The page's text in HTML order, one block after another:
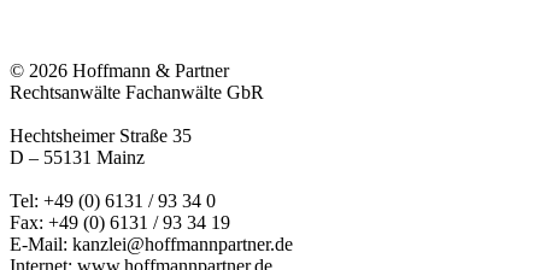
© 2026 Hoffmann & Partner
Rechtsanwälte Fachanwälte GbR
Hechtsheimer Straße 35
D – 55131 Mainz
Tel: +49 (0) 6131 / 93 34 0
Fax: +49 (0) 6131 / 93 34 19
E-Mail: kanzlei@hoffmannpartner.de
Internet: www.hoffmannpartner.de